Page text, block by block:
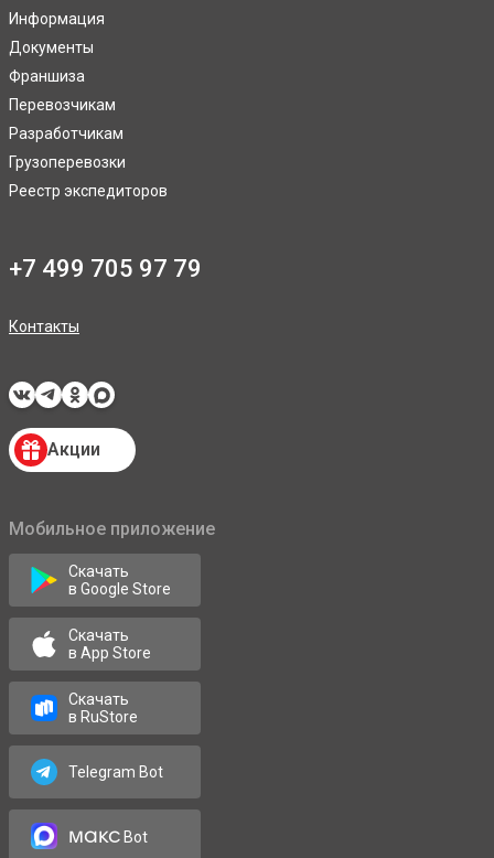
Информация
Документы
Франшиза
Перевозчикам
Разработчикам
Грузоперевозки
Реестр экспедиторов
+7 499 705 97 79
Контакты
Акции
Мобильное приложение
Скачать
в Google Store
Скачать
в App Store
Скачать
в RuStore
Telegram Bot
максBot